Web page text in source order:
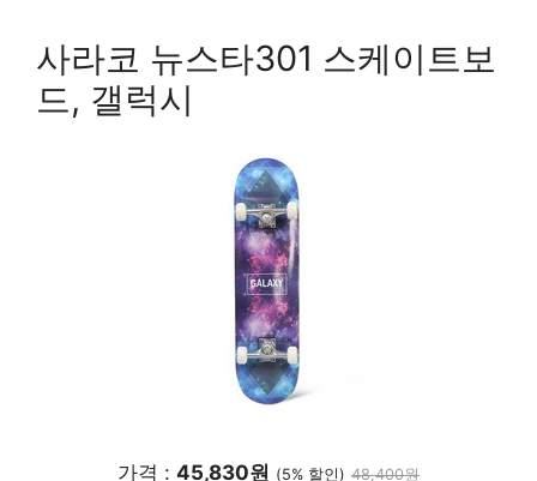
사라코 뉴스타301 스케이트보
드, 갤럭시
가격 : 45,830원 (5% 할인) 48,400원